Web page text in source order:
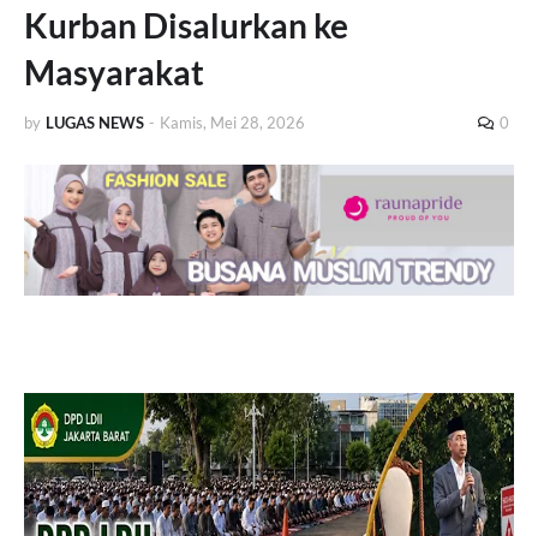
Kurban Disalurkan ke
Masyarakat
by LUGAS NEWS - Kamis, Mei 28, 2026 0